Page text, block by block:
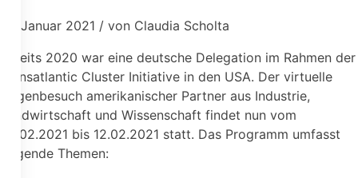
27. Januar 2021 / von Claudia Scholta
Bereits 2020 war eine deutsche Delegation im Rahmen der
Transatlantic Cluster Initiative in den USA. Der virtuelle
Gegenbesuch amerikanischer Partner aus Industrie,
Landwirtschaft und Wissenschaft findet nun vom
08.02.2021 bis 12.02.2021 statt. Das Programm umfasst
folgende Themen: